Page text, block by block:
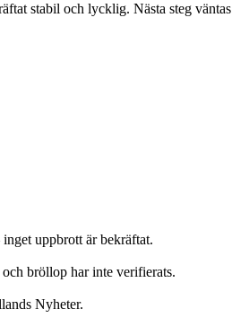
stabil och lycklig. Nästa steg
uppbrott är bekräftat.
bröllop har inte verifierats.
Nyheter.